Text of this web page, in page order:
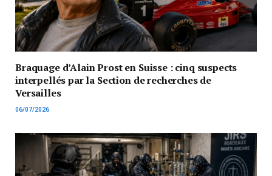
Braquage d’Alain Prost en Suisse : cinq suspects
interpellés par la Section de recherches de
Versailles
06/07/2026